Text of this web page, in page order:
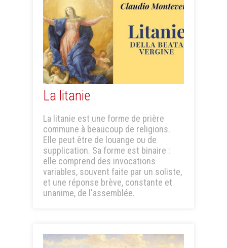
La litanie
La litanie est une forme de prière
commune à beaucoup de religions.
Elle peut être de louange ou de
supplication. Sa forme est binaire :
elle comprend des invocations
variables, souvent faite par un soliste,
et une réponse brève, constante et
unanime, de l'assemblée.